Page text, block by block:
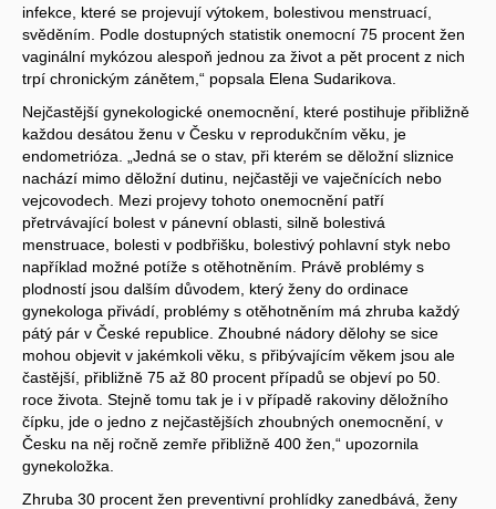
infekce, které se projevují výtokem, bolestivou menstruací,
svěděním. Podle dostupných statistik onemocní 75 procent žen
vaginální mykózou alespoň jednou za život a pět procent z nich
trpí chronickým zánětem,“ popsala Elena Sudarikova.
Nejčastější gynekologické onemocnění, které postihuje přibližně
každou desátou ženu v Česku v reprodukčním věku, je
endometrióza. „Jedná se o stav, při kterém se děložní sliznice
nachází mimo děložní dutinu, nejčastěji ve vaječnících nebo
vejcovodech. Mezi projevy tohoto onemocnění patří
přetrvávající bolest v pánevní oblasti, silně bolestivá
menstruace, bolesti v podbřišku, bolestivý pohlavní styk nebo
například možné potíže s otěhotněním. Právě problémy s
plodností jsou dalším důvodem, který ženy do ordinace
gynekologa přivádí, problémy s otěhotněním má zhruba každý
pátý pár v České republice. Zhoubné nádory dělohy se sice
mohou objevit v jakémkoli věku, s přibývajícím věkem jsou ale
častější, přibližně 75 až 80 procent případů se objeví po 50.
roce života. Stejně tomu tak je i v případě rakoviny děložního
čípku, jde o jedno z nejčastějších zhoubných onemocnění, v
Česku na něj ročně zemře přibližně 400 žen,“ upozornila
gynekoložka.
Zhruba 30 procent žen preventivní prohlídky zanedbává, ženy